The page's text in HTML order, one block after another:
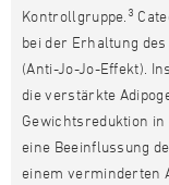
Kontrollgruppe. 3
bei der Erhaltung
(Anti-Jo-Jo-Effekt).
die verstärkte
Gewichtsreduktion in
eine Beeinflussung
einem verminderten